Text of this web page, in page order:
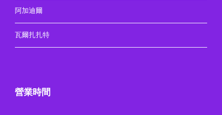
阿加迪爾
瓦爾扎扎特
營業時間